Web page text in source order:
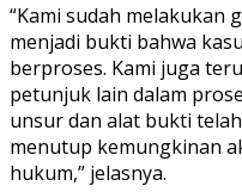
“Kami sudah melakukan
menjadi bukti bahwa
berproses. Kami juga
petunjuk lain dalam
unsur dan alat bukti
menutup kemungkinan
hukum,” jelasnya.